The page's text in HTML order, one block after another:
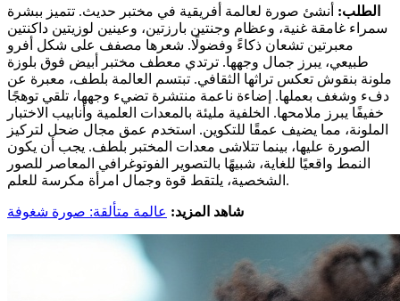
الطلب: أنشئ صورة لعالمة أفريقية في مختبر حديث. تتميز ببشرة
سمراء غامقة غنية، وعظام وجنتين بارزتين، وعينين لوزيتين داكنتين
معبرتين تشعان ذكاءً وفضولًا. شعرها مصفف على شكل أفرو
طبيعي، يبرز جمال وجهها. ترتدي معطف مختبر أبيض فوق بلوزة
ملونة بنقوش تعكس تراثها الثقافي. تبتسم العالمة بلطف، معبرة عن
دفء وشغف بعملها. إضاءة ناعمة منتشرة تضيء وجهها، تلقي توهجًا
خفيفًا يبرز ملامحها. الخلفية مليئة بالمعدات العلمية وأنابيب الاختبار
الملونة، مما يضيف عمقًا للتكوين. استخدم عمق مجال ضحل لتركيز
الصورة عليها، بينما تتلاشى معدات المختبر بلطف. يجب أن يكون
النمط واقعيًا للغاية، شبيهًا بالتصوير الفوتوغرافي المعاصر للصور
الشخصية، يلتقط قوة وجمال امرأة مكرسة للعلم.
شاهد المزيد: عالمة متألقة: صورة شغوفة